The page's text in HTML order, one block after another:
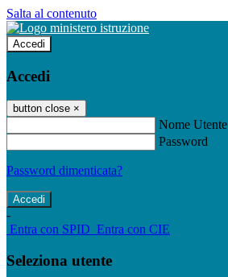
Salta al contenuto
Accedi
Accedi
button close ×
Nome Utente
Password
Password dimenticata?
-
Entra con SPID Entra con CIE
Seleziona utente